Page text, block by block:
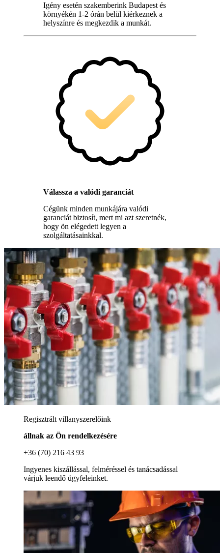
Igény esetén szakemberink Budapest és
környékén 1-2 órán belül kiérkeznek a
helyszínre és megkezdik a munkát.
Válassza a valódi garanciát
Cégünk minden munkájára valódi
garanciát biztosít, mert mi azt szeretnék,
hogy ön elégedett legyen a
szolgáltatásainkkal.
Regisztrált villanyszerelőink
állnak az Ön rendelkezésére
+36 (70) 216 43 93
Ingyenes kiszállással, felméréssel és tanácsadással
várjuk leendő ügyfeleinket.